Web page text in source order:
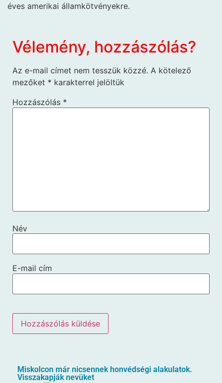
éves amerikai államkötvényekre.
Vélemény, hozzászólás?
Az e-mail címet nem tesszük közzé. A kötelező
mezőket * karakterrel jelöltük
Hozzászólás *
Név
E-mail cím
Miskolcon már nicsennek honvédségi alakulatok.
Visszakapják nevüket